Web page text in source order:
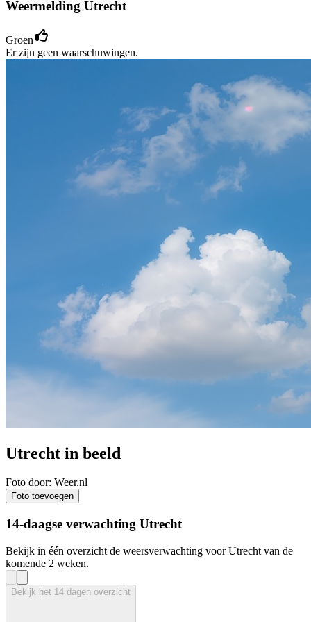
Weermelding Utrecht
Groen
Er zijn geen waarschuwingen.
Utrecht in beeld
Foto door: Weer.nl
Foto toevoegen
14-daagse verwachting Utrecht
Bekijk in één overzicht de weersverwachting voor Utrecht van de
komende 2 weken.
Bekijk het 14 dagen overzicht